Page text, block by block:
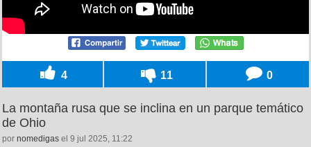
4 11 0
La montaña rusa que se inclina en un parque temático
de Ohio
por nomedigas el 9 jul 2025, 11:22